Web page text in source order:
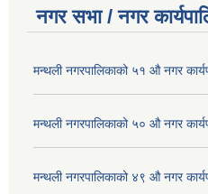
नगर सभा / नगर
मन्थली नगरपालिकाको ५१ औ नगर
मन्थली नगरपालिकाको ५० औ नगर
मन्थली नगरपालिकाको ४९ औ नगर